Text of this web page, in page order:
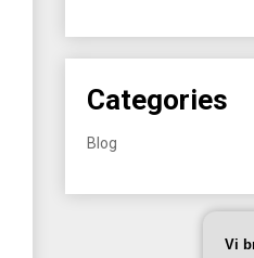
Categories
Blog
Vi